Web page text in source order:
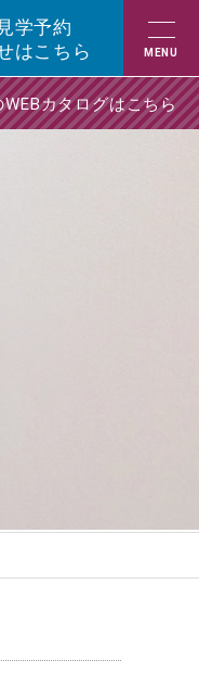
学予約
はこちら
カタログはこちら